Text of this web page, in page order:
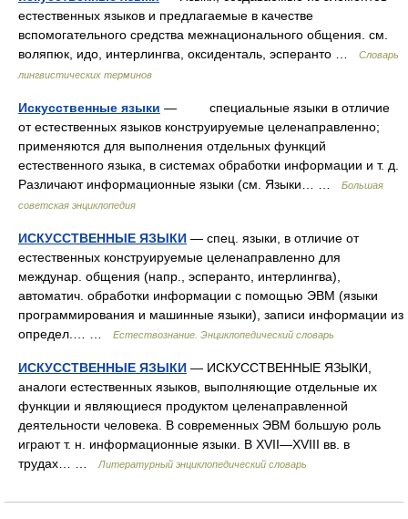
естественных языков и предлагаемые в качестве
вспомогательного средства межнационального общения. см.
воляпюк, идо, интерлингва, оксиденталь, эсперанто …
Словарь
лингвистических терминов
Искусственные языки — специальные языки в отличие
от естественных языков конструируемые целенаправленно;
применяются для выполнения отдельных функций
естественного языка, в системах обработки информации и т. д.
Различают информационные языки (см. Языки… …
Большая
советская энциклопедия
ИСКУССТВЕННЫЕ ЯЗЫКИ — спец. языки, в отличие от
естественных конструируемые целенаправленно для
междунар. общения (напр., эсперанто, интерлингва),
автоматич. обработки информации с помощью ЭВМ (языки
программирования и машинные языки), записи информации из
определ.… …
Естествознание. Энциклопедический словарь
ИСКУССТВЕННЫЕ ЯЗЫКИ — ИСКУССТВЕННЫЕ ЯЗЫКИ,
аналоги естественных языков, выполняющие отдельные их
функции и являющиеся продуктом целенаправленной
деятельности человека. В современных ЭВМ большую роль
играют т. н. информационные языки. В XVII—XVIII вв. в
трудах… …
Литературный энциклопедический словарь